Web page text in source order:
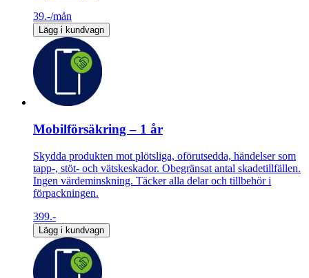
39.-/mån
Lägg i kundvagn
Mobilförsäkring – 1 år
Skydda produkten mot plötsliga, oförutsedda, händelser som
tapp-, stöt- och vätskeskador. Obegränsat antal skadetillfällen.
Ingen värdeminskning. Täcker alla delar och tillbehör i
förpackningen.
399.-
Lägg i kundvagn